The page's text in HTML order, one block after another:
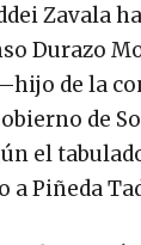
Zavala
Durazo
de la
de
el
a Piñeda